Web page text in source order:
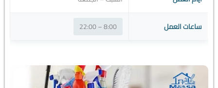
ساعات العمل 8:00 – 22:00